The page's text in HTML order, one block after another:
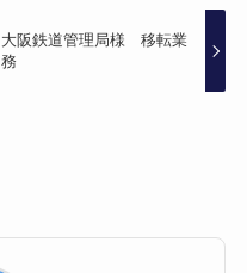
大阪鉄道管理局様 移転業
務